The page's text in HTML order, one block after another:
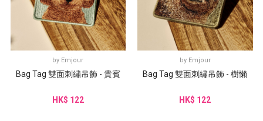
by Emjour
Bag Tag 雙面刺繡吊飾 - 貴賓
HK$ 122
by Emjour
Bag Tag 雙面刺繡吊飾 - 樹懶
HK$ 122